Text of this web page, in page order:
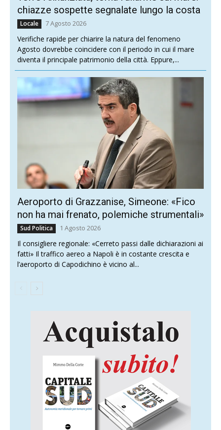
chiazze sospette segnalate lungo la costa
Locale 7 Agosto 2026
Verifiche rapide per chiarire la natura del fenomeno
Agosto dovrebbe coincidere con il periodo in cui il mare
diventa il principale patrimonio della città. Eppure,...
Aeroporto di Grazzanise, Simeone: «Fico
non ha mai frenato, polemiche strumentali»
Sud Politica 1 Agosto 2026
Il consigliere regionale: «Cerreto passi dalle dichiarazioni ai
fatti» Il traffico aereo a Napoli è in costante crescita e
l’aeroporto di Capodichino è vicino al...